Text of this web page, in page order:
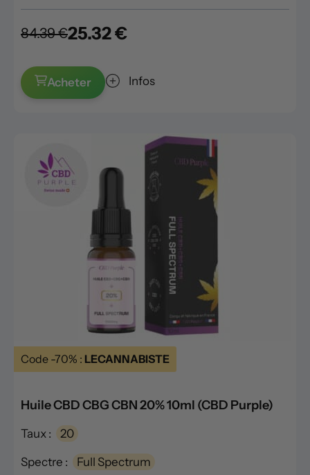
84.39 €25.32 €
Acheter Infos
Code -70% : LECANNABISTE
Huile CBD CBG CBN 20% 10ml (CBD Purple)
Taux : 20
Spectre : Full Spectrum